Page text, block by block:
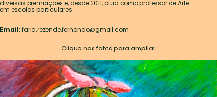
diversas premiações e, desde 2011, atua como professor de Arte
em escolas particulares.
Email: faria.rezende.fernando@gmail.com
Clique nas fotos para ampliar